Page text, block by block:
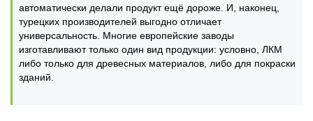
автоматически делали продукт ещё дороже. И, наконец,
турецких производителей выгодно отличает
универсальность. Многие европейские заводы
изготавливают только один вид продукции: условно, ЛКМ
либо только для древесных материалов, либо для покраски
зданий.